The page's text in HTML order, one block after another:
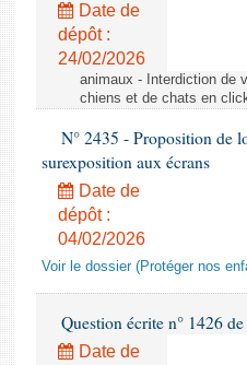
Date de
dépôt :
24/02/2026
animaux - Interdiction de
chiens et de chats en
N° 2435 - Proposition de
surexposition aux écrans
Date de
dépôt :
04/02/2026
Voir le dossier (Protéger nos
Question écrite n° 1426
Date de